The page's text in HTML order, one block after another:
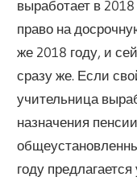
выработает в 2018
право на
же 2018 году, и
сразу же. Если
учительница
назначения
году